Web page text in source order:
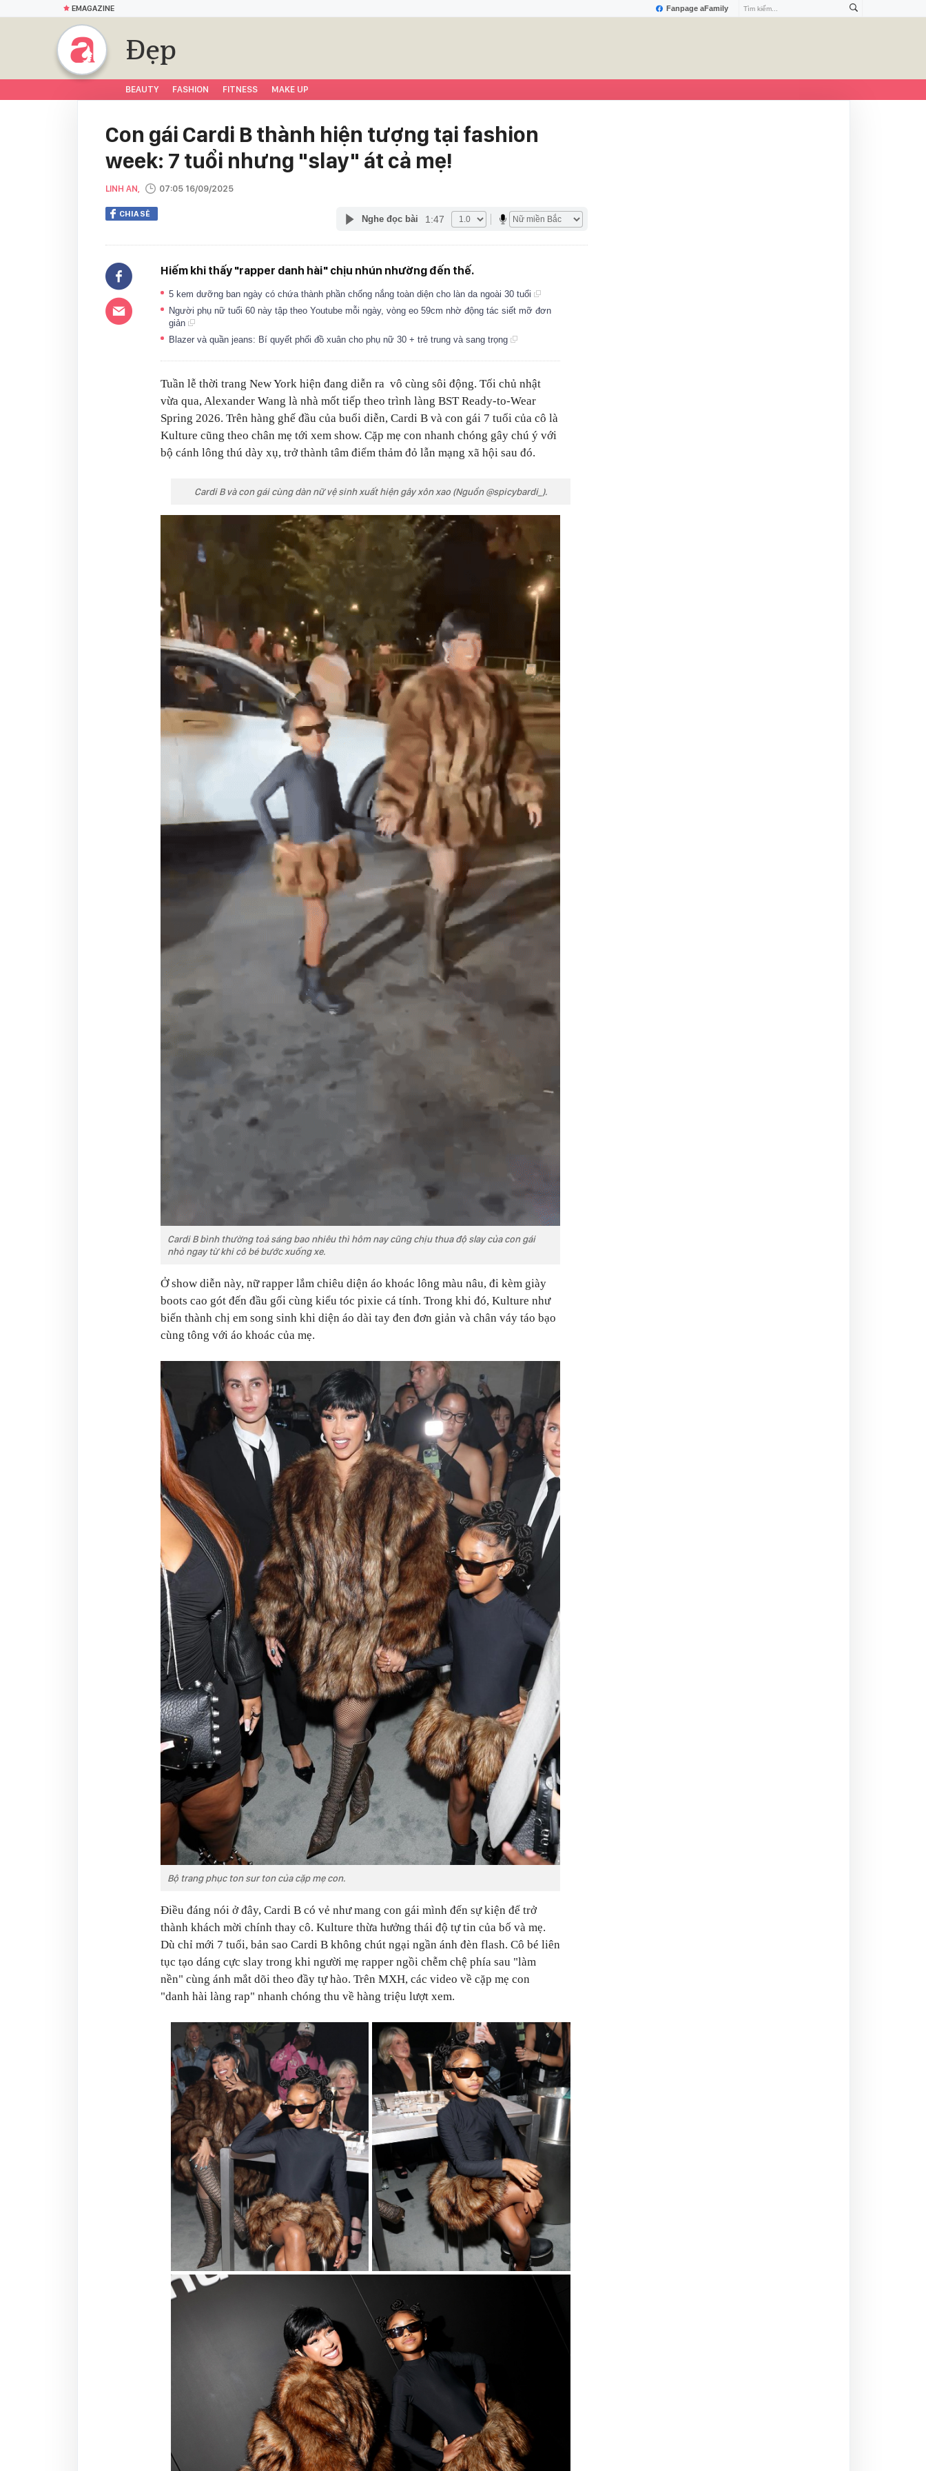
Fanpage aFamily
EMAGAZINE
Đẹp
BEAUTY FASHION FITNESS MAKE UP
Con gái Cardi B thành hiện tượng tại fashion
week: 7 tuổi nhưng "slay" át cả mẹ!
LINH AN, 07:05 16/09/2025
CHIA SẺ Nghe đọc bài 1:47
Hiếm khi thấy "rapper danh hài" chịu nhún nhường đến thế.
5 kem dưỡng ban ngày có chứa thành phần chống nắng toàn diện cho làn da ngoài 30 tuổi
Người phụ nữ tuổi 60 này tập theo Youtube mỗi ngày, vòng eo 59cm nhờ động tác siết mỡ đơn
giản
Blazer và quần jeans: Bí quyết phối đồ xuân cho phụ nữ 30 + trẻ trung và sang trọng
Tuần lễ thời trang New York hiện đang diễn ra vô cùng sôi động. Tối chủ nhật
vừa qua, Alexander Wang là nhà mốt tiếp theo trình làng BST Ready-to-Wear
Spring 2026. Trên hàng ghế đầu của buổi diễn, Cardi B và con gái 7 tuổi của cô là
Kulture cũng theo chân mẹ tới xem show. Cặp mẹ con nhanh chóng gây chú ý với
bộ cánh lông thú dày xụ, trở thành tâm điểm thảm đỏ lẫn mạng xã hội sau đó.
Cardi B và con gái cùng dàn nữ vệ sinh xuất hiện gây xôn xao (Nguồn @spicybardi_).
Cardi B bình thường toả sáng bao nhiêu thì hôm nay cũng chịu thua độ slay của con gái
nhỏ ngay từ khi cô bé bước xuống xe.
Ở show diễn này, nữ rapper lắm chiêu diện áo khoác lông màu nâu, đi kèm giày
boots cao gót đến đầu gối cùng kiểu tóc pixie cá tính. Trong khi đó, Kulture như
biến thành chị em song sinh khi diện áo dài tay đen đơn giản và chân váy táo bạo
cùng tông với áo khoác của mẹ.
Bộ trang phục ton sur ton của cặp mẹ con.
Điều đáng nói ở đây, Cardi B có vẻ như mang con gái mình đến sự kiện để trở
thành khách mời chính thay cô. Kulture thừa hưởng thái độ tự tin của bố và mẹ.
Dù chỉ mới 7 tuổi, bản sao Cardi B không chút ngại ngần ánh đèn flash. Cô bé liên
tục tạo dáng cực slay trong khi người mẹ rapper ngồi chễm chệ phía sau "làm
nền" cùng ánh mắt dõi theo đầy tự hào. Trên MXH, các video về cặp mẹ con
"danh hài làng rap" nhanh chóng thu về hàng triệu lượt xem.